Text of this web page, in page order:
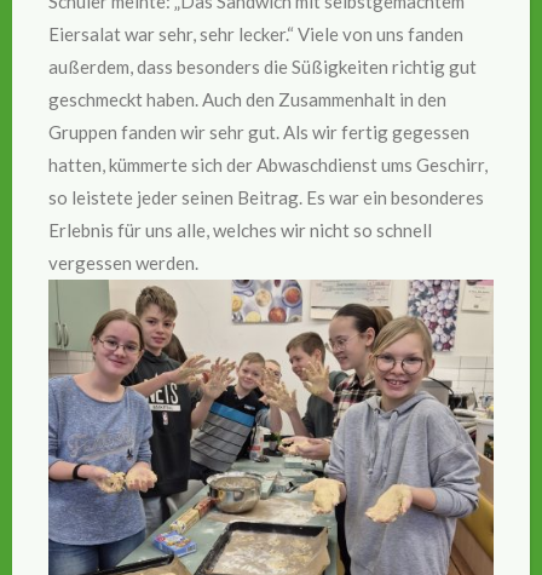
Eiersalat war sehr, sehr lecker.“ Viele von uns fanden
außerdem, dass besonders die Süßigkeiten richtig gut
geschmeckt haben. Auch den Zusammenhalt in den
Gruppen fanden wir sehr gut. Als wir fertig gegessen
hatten, kümmerte sich der Abwaschdienst ums Geschirr,
so leistete jeder seinen Beitrag. Es war ein besonderes
Erlebnis für uns alle, welches wir nicht so schnell
vergessen werden.